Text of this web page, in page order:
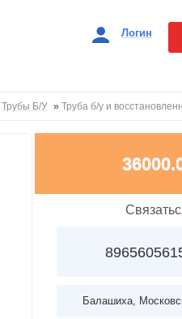
Логин
Трубы Б/У » Труба б/у и
Балашиха,